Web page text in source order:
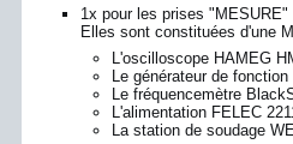
1x pour les prises "MESURE"
Elles sont constituées d'une
L'oscilloscope HAMEG
Le générateur de fonction
Le fréquencemètre
L'alimentation FELEC
La station de soudage